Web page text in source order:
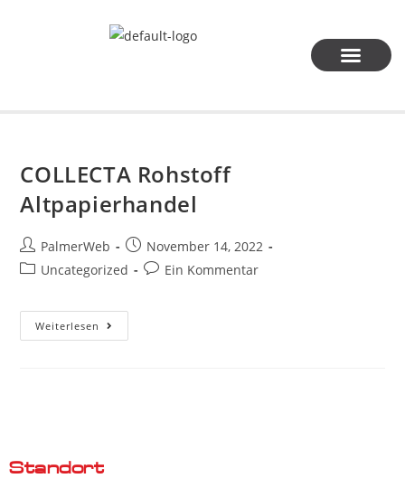
COLLECTA Rohstoff
Altpapierhandel
PalmerWeb
November 14, 2022
Uncategorized
Ein Kommentar
Weiterlesen
Standort